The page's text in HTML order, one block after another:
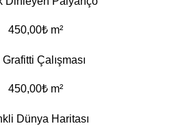
450,00₺ m²
Çalışması
450,00₺ m²
Dünya Haritası